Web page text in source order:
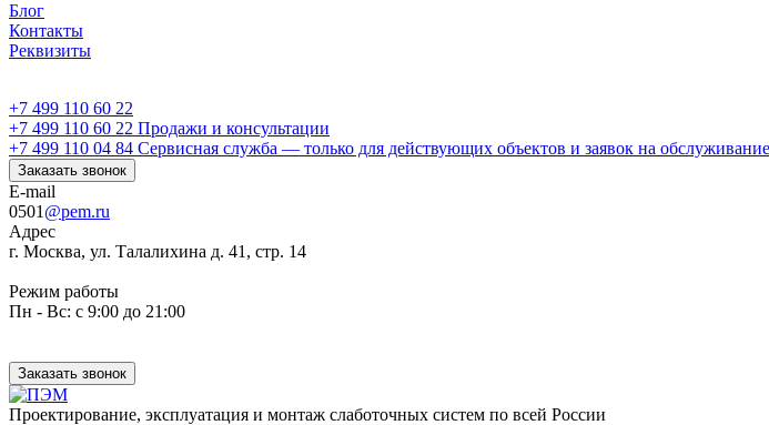
Блог
Контакты
Реквизиты
+7 499 110 60 22
+7 499 110 60 22 Продажи и консультации
+7 499 110 04 84 Сервисная служба — только для действующих объектов и заявок на обслуживание
Заказать звонок
E-mail
0501 @pem.ru
Адрес
г. Москва, ул. Талалихина д. 41, стр. 14
Режим работы
Пн - Вс: с 9:00 до 21:00
Заказать звонок
Проектирование, эксплуатация и монтаж слаботочных систем по всей России